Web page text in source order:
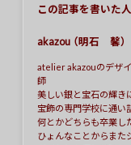
この記事を書いた人
akazou （明石 馨）
atelier akazouのデザ
師
美しい銀と宝石の輝き
宝飾の専門学校に通い
何とかどちらも卒業し
ひょんなことからまた